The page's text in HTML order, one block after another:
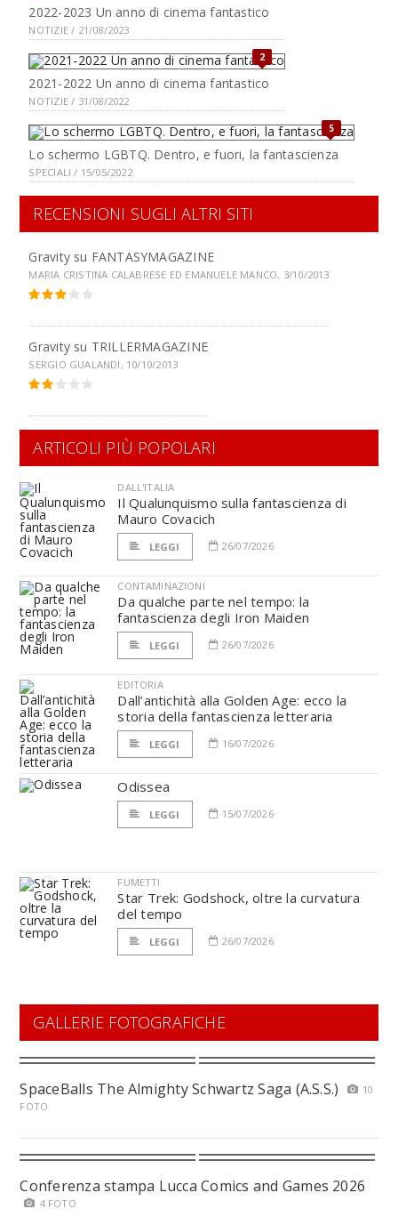
2022-2023 Un anno di cinema fantastico
NOTIZIE / 21/08/2023
2
2021-2022 Un anno di cinema fantastico
NOTIZIE / 31/08/2022
5
Lo schermo LGBTQ. Dentro, e fuori, la fantascienza
SPECIALI / 15/05/2022
RECENSIONI SUGLI ALTRI SITI
Gravity su FANTASYMAGAZINE
MARIA CRISTINA CALABRESE ED EMANUELE MANCO, 3/10/2013
Gravity su TRILLERMAGAZINE
SERGIO GUALANDI, 10/10/2013
ARTICOLI PIÙ POPOLARI
DALL'ITALIA
Il Qualunquismo sulla fantascienza di
Mauro Covacich
LEGGI 26/07/2026
CONTAMINAZIONI
Da qualche parte nel tempo: la
fantascienza degli Iron Maiden
LEGGI 26/07/2026
EDITORIA
Dall’antichità alla Golden Age: ecco la
storia della fantascienza letteraria
LEGGI 16/07/2026
Odissea
LEGGI 15/07/2026
FUMETTI
Star Trek: Godshock, oltre la curvatura
del tempo
LEGGI 26/07/2026
GALLERIE FOTOGRAFICHE
SpaceBalls The Almighty Schwartz Saga (A.S.S.)
10
FOTO
Conferenza stampa Lucca Comics and Games 2026
4 FOTO